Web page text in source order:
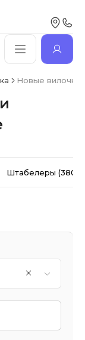
Новые
Штабелеры(380)